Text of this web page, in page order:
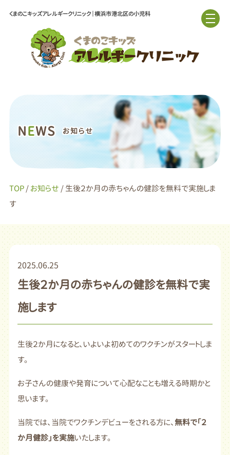
くまのこキッズアレルギークリニック｜横浜市港北区の小児科
NEWS お知らせ
TOP/お知らせ / 生後２か月の赤ちゃんの健診を無料で実施しま
す
2025.06.25
生後２か月の赤ちゃんの健診を無料で実
施します
生後２か月になると、いよいよ初めてのワクチンがスタートしま
す。
お子さんの健康や発育について心配なことも増える時期かと
思います。
当院では、当院でワクチンデビューをされる方に、無料で「２
か月健診」を実施いたします。